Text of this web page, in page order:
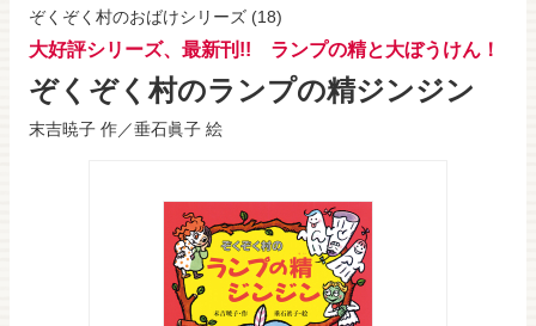
ぞくぞく村のおばけシリーズ (18)
大好評シリーズ、最新刊!! ランプの精と大ぼうけん！
ぞくぞく村のランプの精ジンジン
末吉暁子 作／垂石眞子 絵